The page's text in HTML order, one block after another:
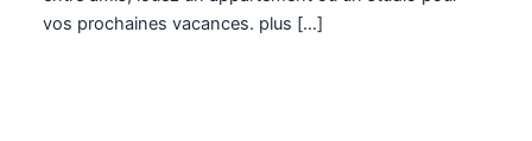
vos prochaines vacances. plus […]